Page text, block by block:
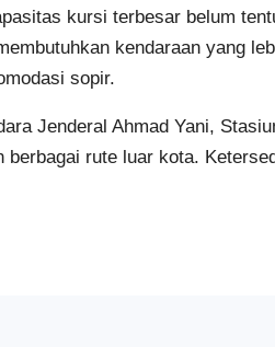
kursi terbesar belum
kendaraan yang
sopir.
Jenderal Ahmad Yani,
rute luar kota.